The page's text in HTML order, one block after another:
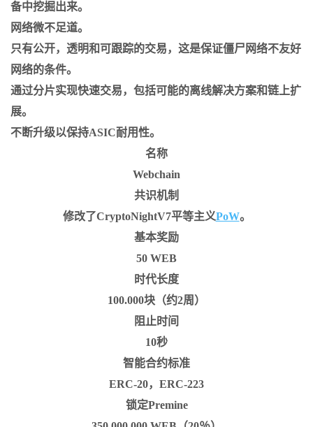
备中挖掘出来。
网络微不足道。
只有公开，透明和可跟踪的交易，这是保证僵尸网络不友好
网络的条件。
通过分片实现快速交易，包括可能的离线解决方案和链上扩
展。
不断升级以保持ASIC耐用性。
名称
Webchain
共识机制
修改了CryptoNightV7平等主义PoW。
基本奖励
50 WEB
时代长度
100.000块（约2周）
阻止时间
10秒
智能合约标准
ERC-20，ERC-223
锁定Premine